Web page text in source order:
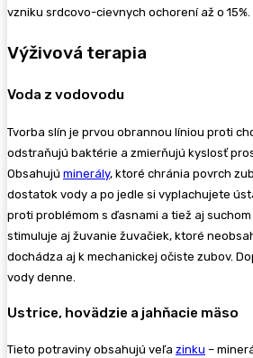
vzniku srdcovo-cievnych ochorení až o 15%.
Výživová terapia
Voda z vodovodu
Tvorba slín je prvou obrannou líniou proti
odstraňujú baktérie a zmierňujú kyslosť
Obsahujú minerály, ktoré chránia povrch
dostatok vody a po jedle si vyplachujete
proti problémom s ďasnami a tiež aj
stimuluje aj žuvanie žuvačiek, ktoré
dochádza aj k mechanickej očiste zubov.
vody denne.
Ustrice, hovädzie a jahňacie mäso
Tieto potraviny obsahujú veľa zinku –